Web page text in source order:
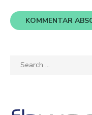
Search